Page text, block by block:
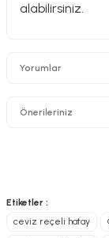
alabilirsiniz.
Yorumlar
Önerileriniz
Bu ürünün fiyat
yetersiz
Görüş ve
Etiketler :
ceviz reçeli hatay